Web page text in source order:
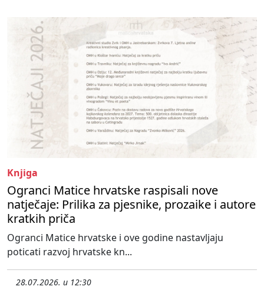
Knjiga
Ogranci Matice hrvatske raspisali nove
natječaje: Prilika za pjesnike, prozaike i autore
kratkih priča
Ogranci Matice hrvatske i ove godine nastavljaju
poticati razvoj hrvatske kn...
28.07.2026. u 12:30